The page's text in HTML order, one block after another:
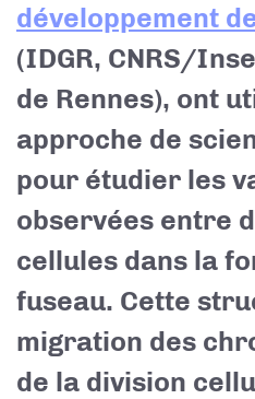
développement
(IDGR, CNRS/
de Rennes), ont
approche de
pour étudier les
observées entre
cellules dans la
fuseau. Cette
migration des
de la division